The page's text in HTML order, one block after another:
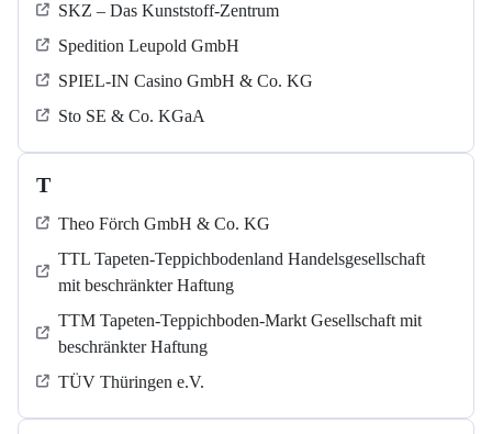
SKZ – Das Kunststoff-Zentrum
Spedition Leupold GmbH
SPIEL-IN Casino GmbH & Co. KG
Sto SE & Co. KGaA
T
Theo Förch GmbH & Co. KG
TTL Tapeten-Teppichbodenland Handelsgesellschaft
mit beschränkter Haftung
TTM Tapeten-Teppichboden-Markt Gesellschaft mit
beschränkter Haftung
TÜV Thüringen e.V.